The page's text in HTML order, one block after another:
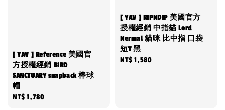
[ YAV ] Reference 美國官
方授權經銷 BIRD
SANCTUARY snapback 棒球
帽
Regular
NT$ 1,780
[ YAV ] RIPNDIP 美國官方
授權經銷 中指貓 Lord
Nermal 貓咪 比中指 口袋
短T 黑
Regular
NT$ 1,580